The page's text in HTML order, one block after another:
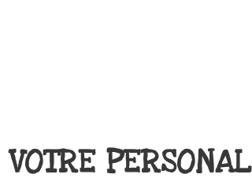
VOTRE PERSONAL